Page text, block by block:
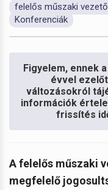
felelős műszaki
Konferenciák
Figyelem, ennek
évvel
változásokról
információk
frissítés
A felelős műszaki
megfelelő